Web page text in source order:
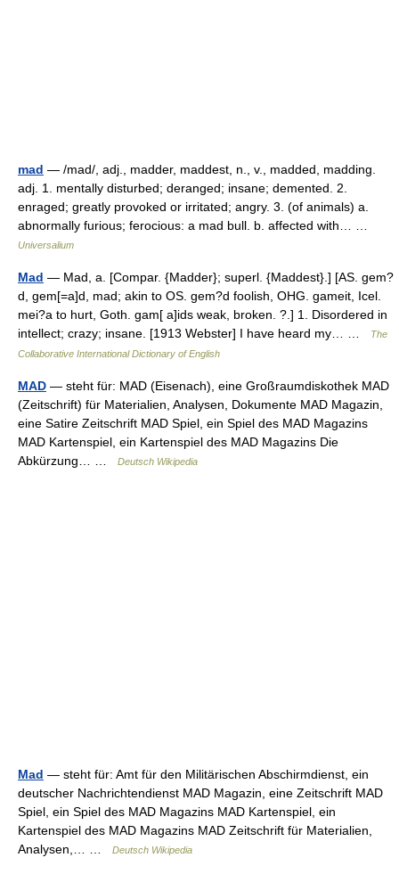
mad — /mad/, adj., madder, maddest, n., v., madded, madding.
adj. 1. mentally disturbed; deranged; insane; demented. 2.
enraged; greatly provoked or irritated; angry. 3. (of animals) a.
abnormally furious; ferocious: a mad bull. b. affected with… …
Universalium
Mad — Mad, a. [Compar. {Madder}; superl. {Maddest}.] [AS. gem?
d, gem[=a]d, mad; akin to OS. gem?d foolish, OHG. gameit, Icel.
mei?a to hurt, Goth. gam[ a]ids weak, broken. ?.] 1. Disordered in
intellect; crazy; insane. [1913 Webster] I have heard my… …
The
Collaborative International Dictionary of English
MAD — steht für: MAD (Eisenach), eine Großraumdiskothek MAD
(Zeitschrift) für Materialien, Analysen, Dokumente MAD Magazin,
eine Satire Zeitschrift MAD Spiel, ein Spiel des MAD Magazins
MAD Kartenspiel, ein Kartenspiel des MAD Magazins Die
Abkürzung… …
Deutsch Wikipedia
Mad — steht für: Amt für den Militärischen Abschirmdienst, ein
deutscher Nachrichtendienst MAD Magazin, eine Zeitschrift MAD
Spiel, ein Spiel des MAD Magazins MAD Kartenspiel, ein
Kartenspiel des MAD Magazins MAD Zeitschrift für Materialien,
Analysen,… …
Deutsch Wikipedia